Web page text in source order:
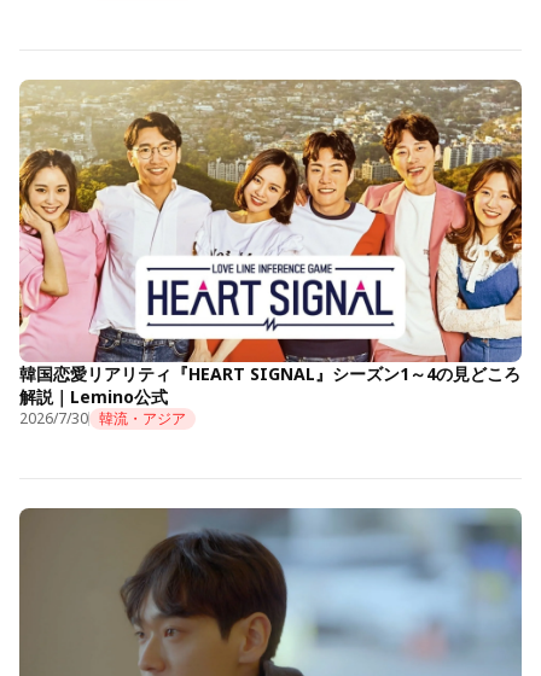
韓国恋愛リアリティ『HEART SIGNAL』シーズン1～4の見どころ
解説｜Lemino公式
2026/7/30 韓流・アジア